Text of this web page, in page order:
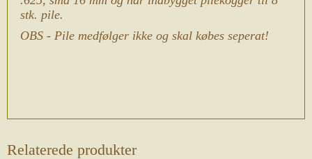
stk. pile.
OBS - Pile medfølger ikke og skal købes seperat!
Relaterede produkter